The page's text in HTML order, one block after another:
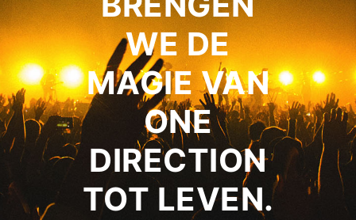
WE DE
MAGIE VAN
ONE
DIRECTION
TOT LEVEN.